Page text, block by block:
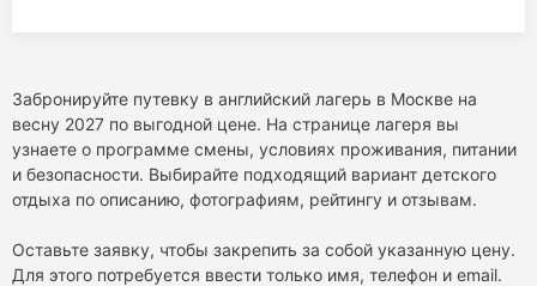
Забронируйте путевку в английский лагерь в Москве на
весну 2027 по выгодной цене. На странице лагеря вы
узнаете о программе смены, условиях проживания, питании
и безопасности. Выбирайте подходящий вариант детского
отдыха по описанию, фотографиям, рейтингу и отзывам.
Оставьте заявку, чтобы закрепить за собой указанную цену.
Для этого потребуется ввести только имя, телефон и email.